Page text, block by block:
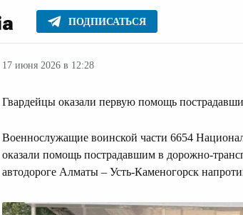
ПОДПИСАТЬСЯ
Главное Новости Новости Казахстана
17 июня 2026 в 12:28
Гвардейцы оказали первую помощь
Военнослужащие воинской части 6654
оказали помощь пострадавшим в дорожно-
автодороге Алматы – Усть-Каменогорск